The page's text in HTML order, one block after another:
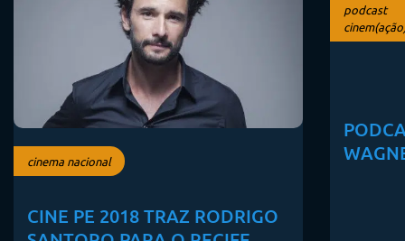
cinema nacional
CINE PE 2018 TRAZ RODRIGO
podcast